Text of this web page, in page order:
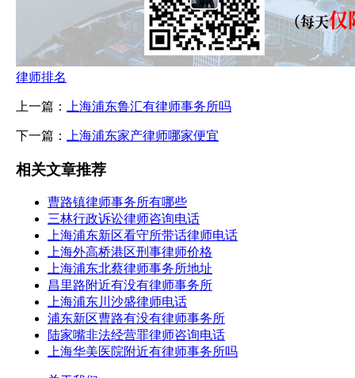
律师排名
上一篇： 上海浦东鲁汇有律师事务所吗
下一篇： 上海浦东家产律师哪家便宜
相关文章推荐
曹路镇律师事务所有哪些
三林行政诉讼律师咨询电话
上海浦东新区看守所带话律师电话
上海外高桥港区刑事律师价格
上海浦东北蔡律师事务所地址
昌里路附近有没有律师事务所
上海浦东川沙盛律师电话
浦东新区曹路有没有律师事务所
陆家嘴非法经营罪律师咨询电话
上海华美医院附近有律师事务所吗